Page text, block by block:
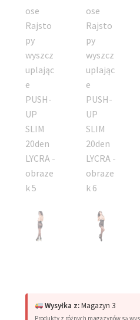
Wysyłka z:Magazyn 3
Produkty z różnych magazynów są